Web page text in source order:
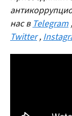
нас вTelegram ,
Twitter ,